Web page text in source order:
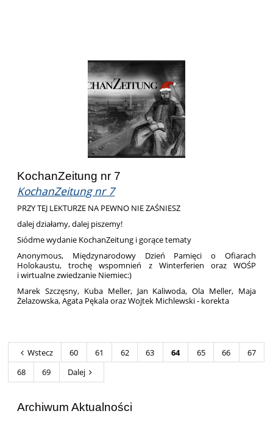
KochanZeitung nr 7
KochanZeitung nr 7
PRZY TEJ LEKTURZE NA PEWNO NIE ZAŚNIESZ
dalej działamy, dalej piszemy!
Siódme wydanie KochanZeitung i gorące tematy
Anonymous, Międzynarodowy Dzień Pamięci o Ofiarach
Holokaustu, trochę wspomnień z Winterferien oraz WOŚP
i wirtualne zwiedzanie Niemiec:)
Marek Szczęsny, Kuba Meller, Jan Kaliwoda, Ola Meller, Maja
Żelazowska, Agata Pękala oraz Wojtek Michlewski - korekta
Wstecz 60 61 62 63 64 65 66
67
68
69 Dalej
Archiwum Aktualności